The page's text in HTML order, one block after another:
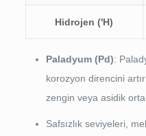
Hidrojen ('H)
Paladyum (Pd):
korozyon direncini
zengin veya asidik
Safsızlık seviyeleri,